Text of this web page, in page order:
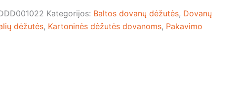
Kategorijos: Baltos dovanų dėžutės, Dovanų
dėžutės, Kartoninės dėžutės dovanoms, Pakavimo